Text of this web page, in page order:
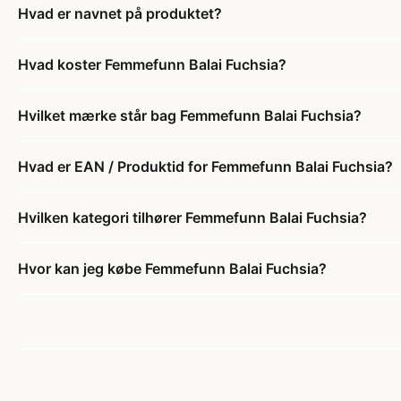
Hvad er navnet på produktet?
Hvad koster Femmefunn Balai Fuchsia?
Hvilket mærke står bag Femmefunn Balai Fuchsia?
Hvad er EAN / Produktid for Femmefunn Balai Fuchsia?
Hvilken kategori tilhører Femmefunn Balai Fuchsia?
Hvor kan jeg købe Femmefunn Balai Fuchsia?